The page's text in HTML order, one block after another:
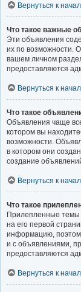
Вернуться к
Что такое важные
Эти объявления
их по возможности.
вашем личном
предоставляются
Вернуться к
Что такое
Объявления чаще
котором вы
возможности.
в котором они
создание
Вернуться к
Что такое
Прилепленные темы
на его первой
информацию,
и с объявлениями,
предоставляются
Вернуться к